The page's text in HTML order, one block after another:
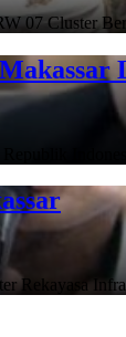
Cluster
Rekayasa